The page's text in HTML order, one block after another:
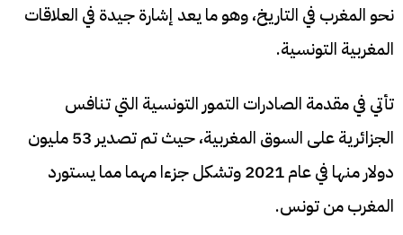
نحو المغرب في التاريخ، وهو ما يعد إشارة جيدة في العلاقات
المغربية التونسية.
تأتي في مقدمة الصادرات التمور التونسية التي تنافس
الجزائرية على السوق المغربية، حيث تم تصدير 53 مليون
دولار منها في عام 2021 وتشكل جزءا مهما مما يستورد
المغرب من تونس.